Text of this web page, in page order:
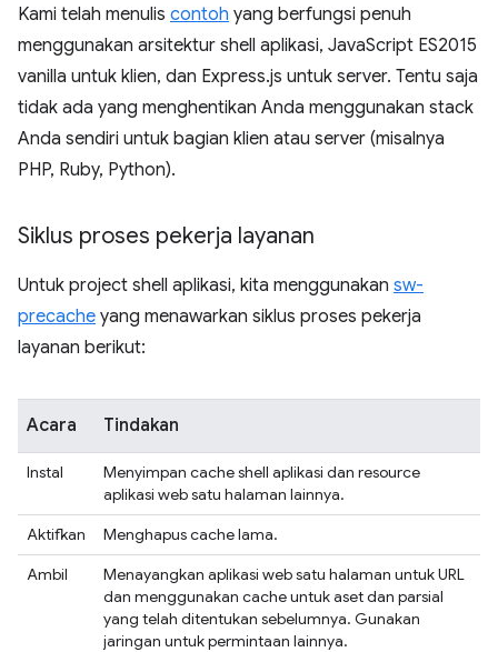
Kami telah menulis contoh yang berfungsi penuh
menggunakan arsitektur shell aplikasi, JavaScript ES2015
vanilla untuk klien, dan Express.js untuk server. Tentu saja
tidak ada yang menghentikan Anda menggunakan stack
Anda sendiri untuk bagian klien atau server (misalnya
PHP, Ruby, Python).
Siklus proses pekerja layanan
Untuk project shell aplikasi, kita menggunakan sw-
precache yang menawarkan siklus proses pekerja
layanan berikut:
Acara Tindakan
Instal
Menyimpan cache shell aplikasi dan resource
aplikasi web satu halaman lainnya.
Aktifkan
Menghapus cache lama.
Ambil
Menayangkan aplikasi web satu halaman untuk URL
dan menggunakan cache untuk aset dan parsial
yang telah ditentukan sebelumnya. Gunakan
jaringan untuk permintaan lainnya.